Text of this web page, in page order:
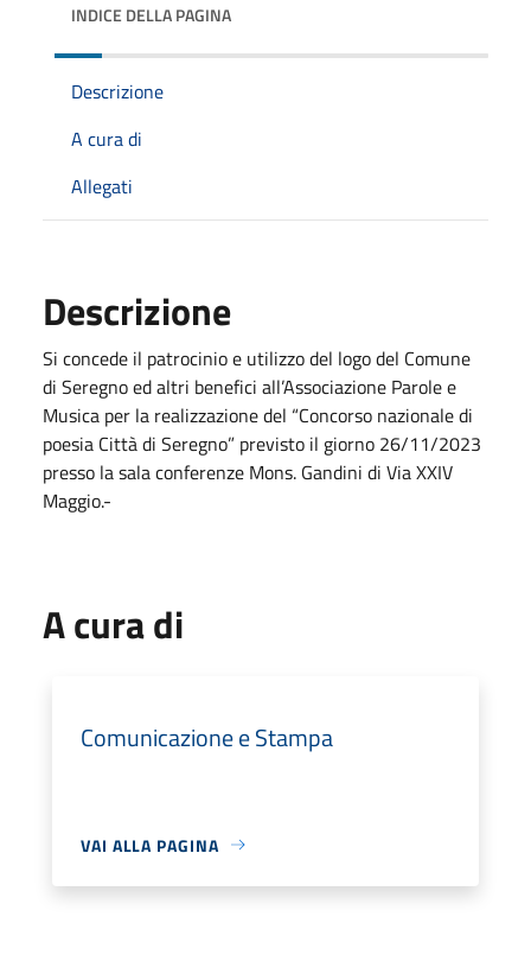
INDICE DELLA PAGINA
Descrizione
A cura di
Allegati
Descrizione
Si concede il patrocinio e utilizzo del logo del Comune
di Seregno ed altri benefici all’Associazione Parole e
Musica per la realizzazione del “Concorso nazionale di
poesia Città di Seregno” previsto il giorno 26/11/2023
presso la sala conferenze Mons. Gandini di Via XXIV
Maggio.-
A cura di
Comunicazione e Stampa
VAI ALLA PAGINA